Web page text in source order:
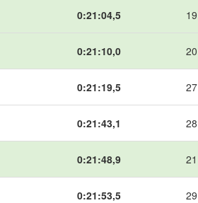
0:21:04,5 19
0:21:10,0 20
0:21:19,5 27
0:21:43,1 28
0:21:48,9 21
0:21:53,5 29